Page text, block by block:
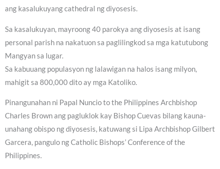
ang kasalukuyang cathedral ng diyosesis.
Sa kasalukuyan, mayroong 40 parokya ang diyosesis at isang
personal parish na nakatuon sa paglilingkod sa mga katutubong
Mangyan sa lugar.
Sa kabuuang populasyon ng lalawigan na halos isang milyon,
mahigit sa 800,000 dito ay mga Katoliko.
Pinangunahan ni Papal Nuncio to the Philippines Archbishop
Charles Brown ang pagluklok kay Bishop Cuevas bilang kauna-
unahang obispo ng diyosesis, katuwang si Lipa Archbishop Gilbert
Garcera, pangulo ng Catholic Bishops’ Conference of the
Philippines.